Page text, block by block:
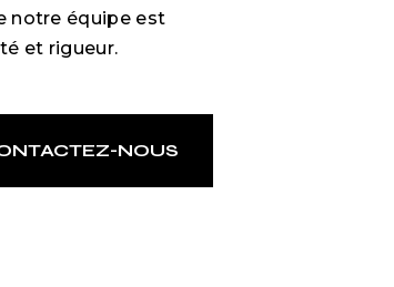
notre équipe est
et rigueur.
NOUS